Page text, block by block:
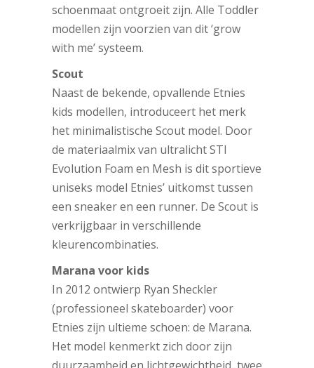
schoenmaat ontgroeit zijn. Alle Toddler
modellen zijn voorzien van dit ‘grow
with me’ systeem.
Scout
Naast de bekende, opvallende Etnies
kids modellen, introduceert het merk
het minimalistische Scout model. Door
de materiaalmix van ultralicht STI
Evolution Foam en Mesh is dit sportieve
uniseks model Etnies’ uitkomst tussen
een sneaker en een runner. De Scout is
verkrijgbaar in verschillende
kleurencombinaties.
Marana voor kids
In 2012 ontwierp Ryan Sheckler
(professioneel skateboarder) voor
Etnies zijn ultieme schoen: de Marana.
Het model kenmerkt zich door zijn